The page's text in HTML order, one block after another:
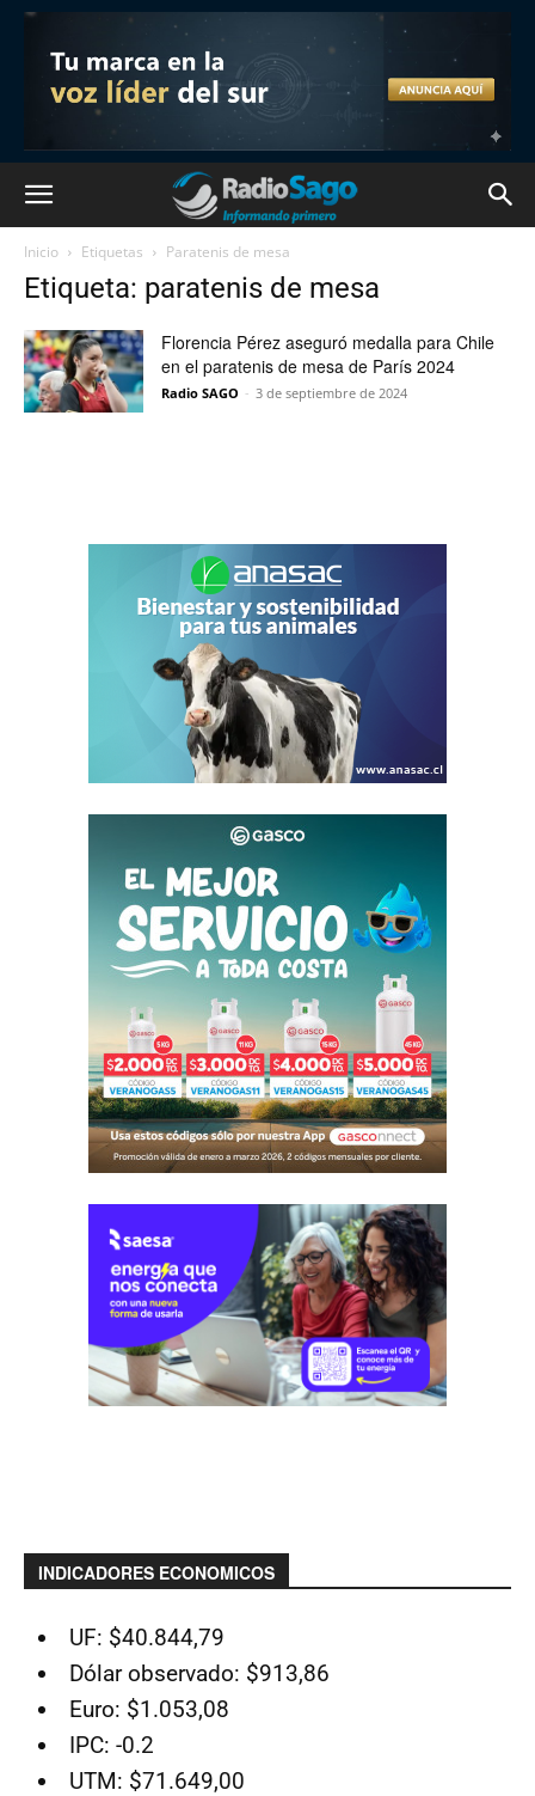
Inicio Etiquetas Paratenis de mesa
Etiqueta: paratenis de mesa
Florencia Pérez aseguró medalla para Chile
en el paratenis de mesa de París 2024
Radio SAGO - 3 de septiembre de 2024
INDICADORES ECONOMICOS
UF: $40.844,79
Dólar observado: $913,86
Euro: $1.053,08
IPC: -0.2
UTM: $71.649,00